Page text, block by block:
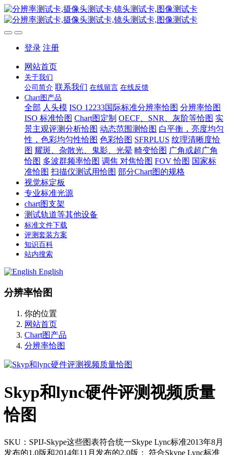
登录 注册
网站首页
关于我们
公司简介 联系我们 在线留言 在线反馈
Chart图产品
全部 人头模 ISO 12233国际标准分辨率恰图 分辨率恰图
ISO 标准恰图 Chart图定制 OECF、SNR、灰阶等恰图 实
景主观评测分析恰图 动态范围测恰图 白平衡，亮度均匀
性，色彩均匀性恰图 色彩恰图 SFRPLUS 纹理清晰度恰
图 耀斑、杂散光、鬼影、光晕 畸变恰图 广角或超广角
恰图 多波群频率恰图 调焦 对焦恰图 FOV 恰图 国家标
准恰图 扫描仪测试用恰图 部分Chart图的规格
视觉标定板
专业标准光源
chart图支架
测试轨道等其他设备
标准文件下载
评测套装方案
知识百科
站内搜索
English
分辨率恰图
你的位置
网站首页
Chart图产品
分辨率恰图
Skyp和lync硬件评测视频质量
恰图
SKU：SPIJ-Skype这些图表符合统一Skype Lync标准2013年8月
发布的1.0版和2014年11月发布的2.0版： 符合Skype Lync标准